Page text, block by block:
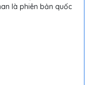
là phiên bản quốc